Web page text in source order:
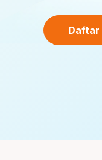
Daftar